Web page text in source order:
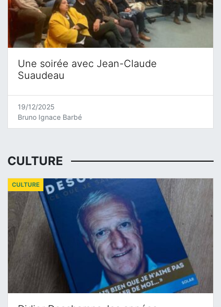
Une soirée avec Jean-Claude
Suaudeau
19/12/2025
Bruno Ignace Barbé
CULTURE
CULTURE